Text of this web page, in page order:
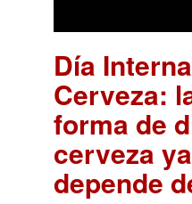
Día
Cerveza:
forma de
cerveza
depende